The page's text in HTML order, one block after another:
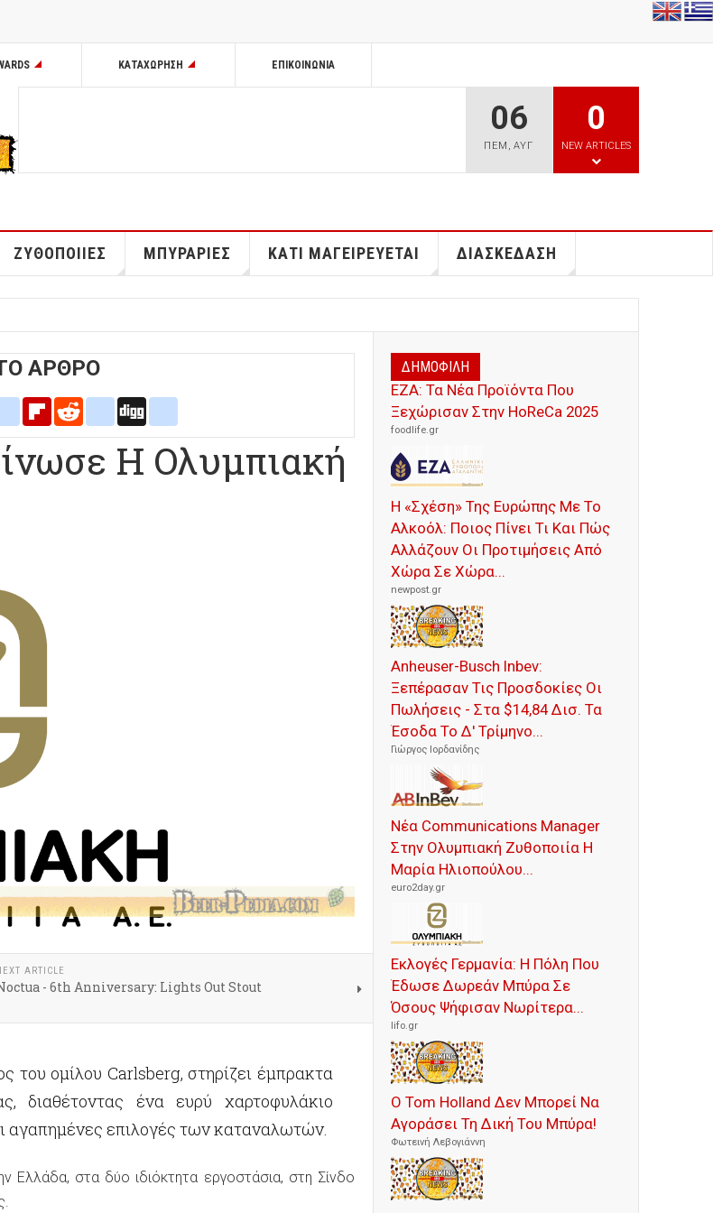
ΚΑΤΑΧΩΡΗΣΗ ΕΠΙΚΟΙΝΩΝΊΑ
06
ΠΕΜ ,ΑΥΓ
0
NEW ARTICLES
ΖΥΘΟΠΟΙΙΕΣ ΜΠΥΡΑΡΙΕΣ ΚΑΤΙ ΜΑΓΕΙΡΕΥΕΤΑΙ ΔΙΑΣΚΕΔΑΣΗ
ΑΡΘΡΟ
blogger_post
FlipboardRedditdelicious
Η Ολυμπιακή
ARTICLE
- 6th Anniversary: Lights Out Stout
του ομίλου Carlsberg, στηρίζει έμπρακτα
διαθέτοντας ένα ευρύ χαρτοφυλάκιο
αγαπημένες επιλογές των καταναλωτών.
Ελλάδα, στα δύο ιδιόκτητα εργοστάσια, στη Σίνδο
ΔΗΜΟΦΙΛΗ
ΕΖΑ: Τα Νέα Προϊόντα Που
Ξεχώρισαν Στην HoReCa 2025
foodlife.gr
Η «Σχέση» Της Ευρώπης Με Το
Αλκοόλ: Ποιος Πίνει Τι Και Πώς
Αλλάζουν Οι Προτιμήσεις Από
Χώρα Σε Χώρα...
newpost.gr
Anheuser-Busch Inbev:
Ξεπέρασαν Τις Προσδοκίες Οι
Πωλήσεις - Στα $14,84 Δισ. Τα
Έσοδα Το Δ' Τρίμηνο...
Γιώργος Ιορδανίδης
Νέα Communications Manager
Στην Ολυμπιακή Ζυθοποιία Η
Μαρία Ηλιοπούλου...
euro2day.gr
Εκλογές Γερμανία: Η Πόλη Που
Έδωσε Δωρεάν Μπύρα Σε
Όσους Ψήφισαν Νωρίτερα...
lifo.gr
Ο Tom Holland Δεν Μπορεί Να
Αγοράσει Τη Δική Του Μπύρα!
Φωτεινή Λεβογιάννη